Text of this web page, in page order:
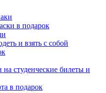
в подарок
и взять с собой
студенческие билеты и
в подарок